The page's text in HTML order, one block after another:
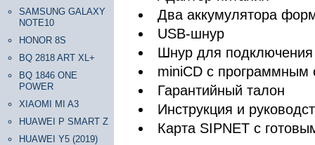
SAMSUNG GALAXY
NOTE10
HONOR 8S
BQ 2818 ART XL+
BQ 1846 ONE
POWER
XIAOMI MI A3
HUAWEI P SMART Z
HUAWEI Y5 (2019)
Два аккумулятора
USB-шнур
Шнур для
miniCD с программным
Гарантийный талон
Инструкция и
Карта SIPNET с